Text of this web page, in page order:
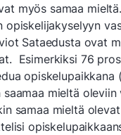
myös samaa mieltä.
opiskelijakyselyyn
Sataedusta ovat
Esimerkiksi 76
opiskelupaikkana
saamaa mieltä oleviin
samaa mieltä